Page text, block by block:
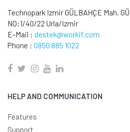
Technopark Izmir GÜLBAHÇE Mah.
NO:1/40/22 Urla/Izmir
E-Mail : destek@workif.com
Phone : 0850 885 1022
HELP AND COMMUNICATION
Features
Support